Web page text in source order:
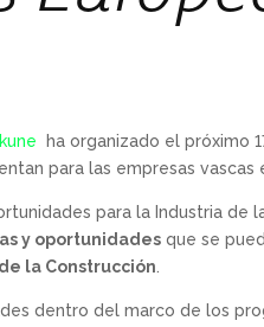
ha organizado el próximo
para las empresas vascas
para la Industria de
y oportunidades que se
la Construcción.
dentro del marco de los